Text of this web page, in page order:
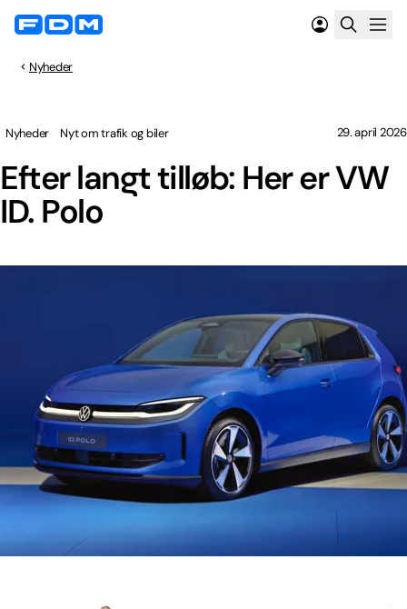
Nyheder
Efter langt tilløb: Her er VW
ID. Polo
Nyheder Nyt om trafik og biler 29. april 2026